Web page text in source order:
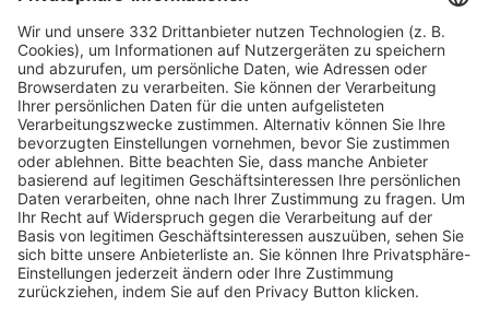
HÄUFIG BESUCHTE SEITEN
Pässe und Vereinswechsel
Trainerausbildung
Schulungsangebot Vereinsmitarbeiter
BFV-Geschäftsstellen
Trainerbörse
Login SpielPlus
FOLGE DEM BFV